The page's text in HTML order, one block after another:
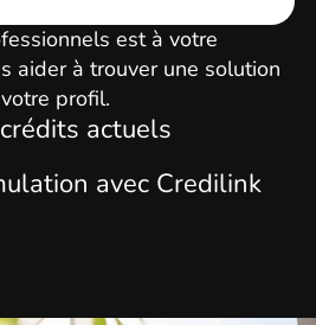
est à votre
aider à trouver une solution
profil.
actuels
avec Credilink